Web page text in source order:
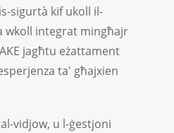
sigurtà kif ukoll il-
wkoll integrat mingħajr
jagħtu eżattament
ta' għajxien
vidjow, u l-ġestjoni